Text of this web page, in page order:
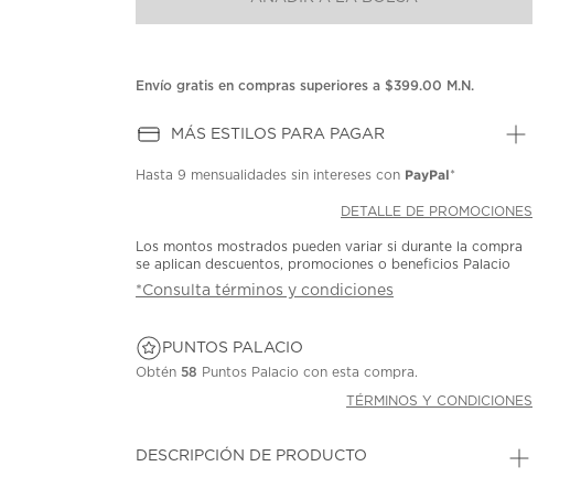
la
Envío gratis en compras superiores a $399.00 M.N.
MÁS ESTILOS PARA PAGAR
Hasta9 mensualidades sin intereses con PayPal*
DETALLE DE PROMOCIONES
Los montos mostrados pueden variar si durante la compra
se aplican descuentos, promociones o beneficios Palacio
*Consulta términos y condiciones
PUNTOS PALACIO
Obtén58 Puntos Palacio con esta compra.
TÉRMINOS Y CONDICIONES
DESCRIPCIÓN DE PRODUCTO